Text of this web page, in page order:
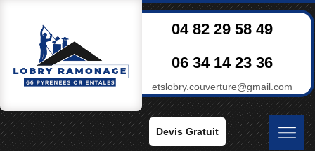
04 82 29 58 49
06 34 14 23 36
etslobry.couverture@gmail.com
Devis Gratuit